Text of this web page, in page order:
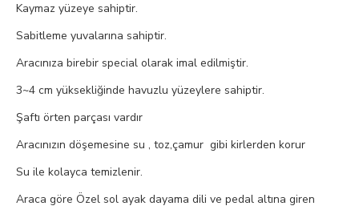
Kaymaz yüzeye sahiptir.
Sabitleme yuvalarına sahiptir.
Aracınıza birebir special olarak imal edilmiştir.
3~4 cm yüksekliğinde havuzlu yüzeylere sahiptir.
Şaftı örten parçası vardır
Aracınızın döşemesine su , toz,çamur gibi kirlerden korur
Su ile kolayca temizlenir.
Araca göre Özel sol ayak dayama dili ve pedal altına giren